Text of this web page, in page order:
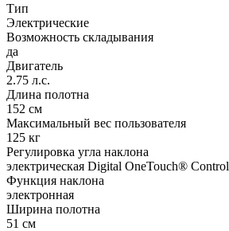
Тип
Электрические
Возможность складывания
да
Двигатель
2.75 л.с.
Длина полотна
152 см
Максимальный вес пользователя
125 кг
Регулировка угла наклона
электрическая Digital OneTouch® Control
Функция наклона
электронная
Ширина полотна
51 см